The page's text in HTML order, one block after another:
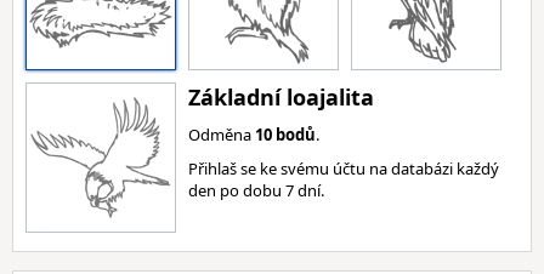
Základní loajalita
Odměna 10 bodů.
Přihlaš se ke svému účtu na databázi každý
den po dobu 7 dní.